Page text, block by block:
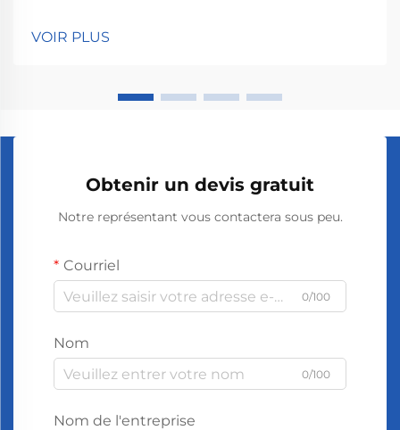
construit des systèmes de diffusion d'arômes
VOIR PLUS
Obtenir un devis gratuit
Notre représentant vous contactera sous peu.
Courriel
0/100
Nom
0/100
Nom de l'entreprise